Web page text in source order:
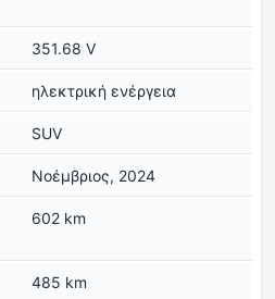
351.68 V
ηλεκτρική ενέργεια
SUV
Νοέμβριος, 2024
602 km
485 km